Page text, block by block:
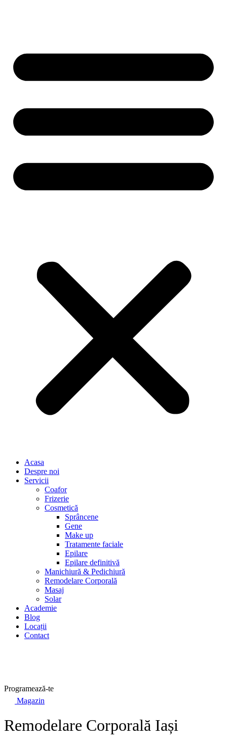
Acasa
Despre noi
Servicii
Coafor
Frizerie
Cosmetică
Sprâncene
Gene
Make up
Tratamente faciale
Epilare
Epilare definitivă
Manichiură & Pedichiură
Remodelare Corporală
Masaj
Solar
Academie
Blog
Locații
Contact
Programează-te
Magazin
Remodelare Corporală Iași